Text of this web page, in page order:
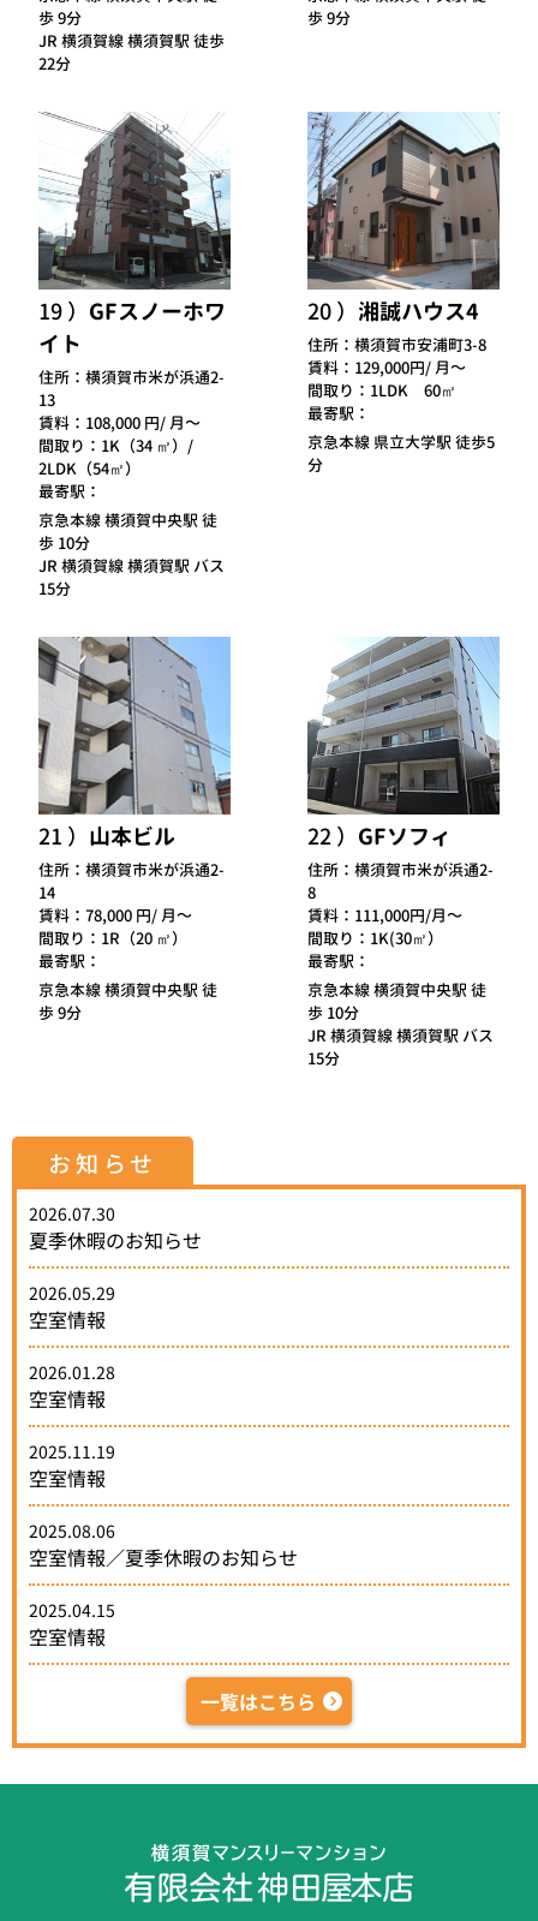
歩 9分
JR 横須賀線 横須賀駅 徒歩
22分
歩 9分
19
GFスノーホワ
イト
住所： 横須賀市米が浜通2-
13
賃料： 108,000 円/ 月～
間取り： 1K（34 ㎡）/
2LDK（54㎡）
最寄駅：
京急本線 横須賀中央駅 徒
歩 10分
JR 横須賀線 横須賀駅 バス
15分
20 湘誠ハウス4
住所： 横須賀市安浦町3-8
賃料： 129,000円/ 月～
間取り： 1LDK 60㎡
最寄駅：
京急本線 県立大学駅 徒歩5
分
21 山本ビル
住所： 横須賀市米が浜通2-
14
賃料： 78,000 円/ 月～
間取り： 1R（20 ㎡）
最寄駅：
京急本線 横須賀中央駅 徒
歩 9分
22 GFソフィ
住所： 横須賀市米が浜通2-
8
賃料： 111,000円/月～
間取り： 1K(30㎡）
最寄駅：
京急本線 横須賀中央駅 徒
歩 10分
JR 横須賀線 横須賀駅 バス
15分
お知らせ
2026.07.30
夏季休暇のお知らせ
2026.05.29
空室情報
2026.01.28
空室情報
2025.11.19
空室情報
2025.08.06
空室情報／夏季休暇のお知らせ
2025.04.15
空室情報
一覧はこちら